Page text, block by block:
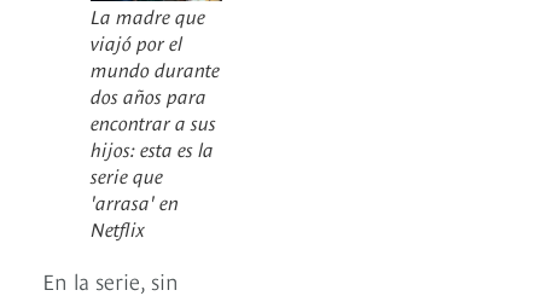
La madre que
viajó por el
mundo durante
dos años para
encontrar a sus
hijos: esta es la
serie que
'arrasa' en
Netflix
En la serie, sin